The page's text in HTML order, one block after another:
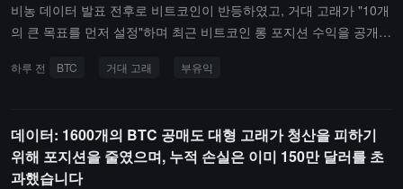
비농 데이터 발표 전후로 비트코인이 반등하였고, 거대 고래가 "10개
의 큰 목표를 먼저 설정"하며 최근 비트코인 롱 포지션 수익을 공개했
재 수익이 400만 달러를 초과한 것으로 나타났습니다.
하루 전 BTC 거대 고래 부유익
데이터: 1600개의 BTC 공매도 대형 고래가 청산을 피하기
위해 포지션을 줄였으며, 누적 손실은 이미 150만 달러를 초
과했습니다